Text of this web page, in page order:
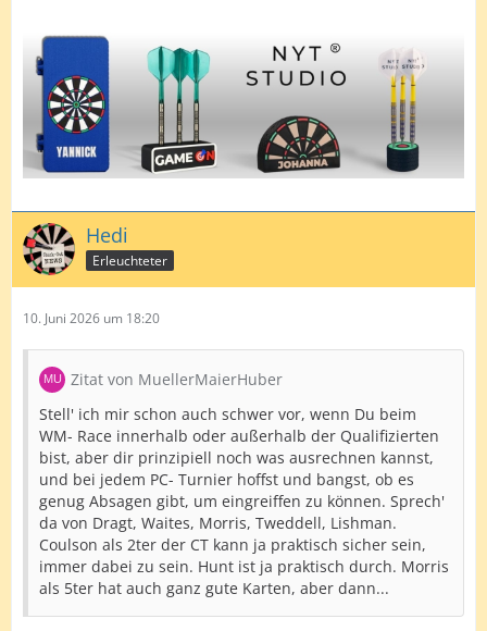
Hedi
Erleuchteter
10. Juni 2026 um 18:20
Zitat von MuellerMaierHuber
Stell' ich mir schon auch schwer vor, wenn Du beim
WM- Race innerhalb oder außerhalb der Qualifizierten
bist, aber dir prinzipiell noch was ausrechnen kannst,
und bei jedem PC- Turnier hoffst und bangst, ob es
genug Absagen gibt, um eingreiffen zu können. Sprech'
da von Dragt, Waites, Morris, Tweddell, Lishman.
Coulson als 2ter der CT kann ja praktisch sicher sein,
immer dabei zu sein. Hunt ist ja praktisch durch. Morris
als 5ter hat auch ganz gute Karten, aber dann...